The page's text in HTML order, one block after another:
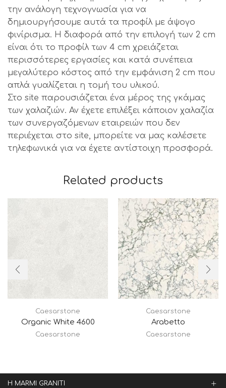
την ανάλογη τεχνογνωσία για να
δημιουργήσουμε αυτά τα προφίλ με άψογο
φινίρισμα. Η διαφορά από την επιλογή των 2 cm
είναι ότι το προφίλ των 4 cm χρειάζεται
περισσότερες εργασίες και κατά συνέπεια
μεγαλύτερο κόστος από την εμφάνιση 2 cm που
απλά γυαλίζεται η τομή του υλικού.
Στο site παρουσιάζεται ένα μέρος της γκάμας
των χαλαζιών. Αν έχετε επιλέξει κάποιον χαλαζία
των συνεργαζόμενων εταιρειών που δεν
περιέχεται στο site, μπορείτε να μας καλέσετε
τηλεφωνικά για να έχετε αντίστοιχη προσφορά.
Related products
Caesarstone
Organic White 4600
Caesarstone
Caesarstone
Arabetto
Caesarstone
Η MARMI GRANITI